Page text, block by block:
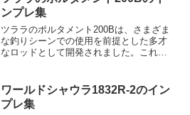
ッドです。LG...
ンプレ集
ツララのポルタメント200Bは、さまざま
な釣りシーンでの使用を前提とした多才
なロッドとして開発されました。これ
ドの主な特性は、強めのベイトロッドで
ありながら、軽量で...
ワールドシャウラ1832R-2のイン
プレ集